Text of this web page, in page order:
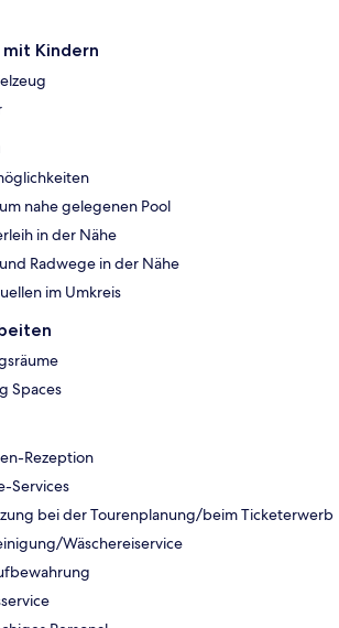
Kindern
nahe gelegenen Pool
in der Nähe
Radwege in der Nähe
im Umkreis
Spaces
Rezeption
Services
bei der Tourenplanung/beim Ticketerwerb
Wäschereiservice